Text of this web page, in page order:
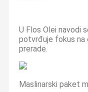
U Flos Olei navodi
potvrđuje fokus na
prerade.
Maslinarski paket